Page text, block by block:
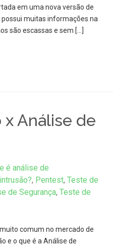
em uma nova versão de
muitas informações na
são escassas e sem […]
Análise de
é análise de
, Pentest, Teste de
de Segurança, Teste de
comum no mercado de
e o que é a Análise de